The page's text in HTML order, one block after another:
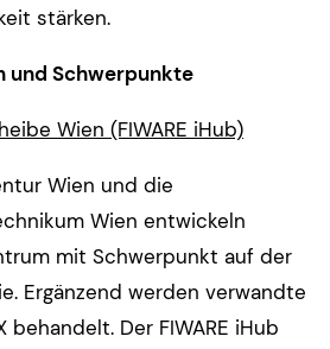
stärken.
und Schwerpunkte
Wien (FIWARE iHub)
Wien und die
Wien entwickeln
mit Schwerpunkt auf der
Ergänzend werden verwandte
behandelt. Der FIWARE iHub